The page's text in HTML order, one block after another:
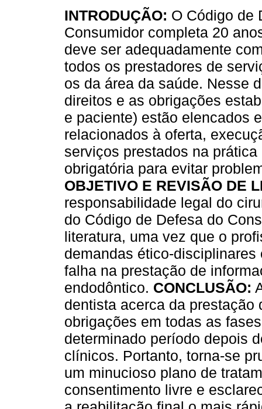
INTRODUÇÃO: O Código de
Consumidor completa 20
deve ser adequadamente
todos os prestadores de
os da área da saúde. Nesse
direitos e as obrigações
e paciente) estão elencados
relacionados à oferta,
serviços prestados na
obrigatória para evitar
OBJETIVO E REVISÃO DE
responsabilidade legal do
do Código de Defesa do
literatura, uma vez que o
demandas ético-
falha na prestação de
endodôntico. CONCLUSÃO:
dentista acerca da
obrigações em todas as
determinado período depois
clínicos. Portanto, torna-se
um minucioso plano de
consentimento livre e